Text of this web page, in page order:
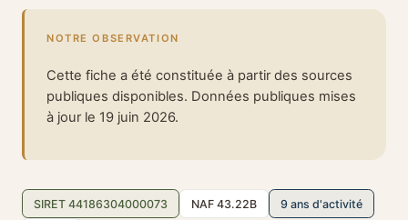
NOTRE OBSERVATION
Cette fiche a été constituée à partir des sources
publiques disponibles. Données publiques mises
à jour le 19 juin 2026.
SIRET 44186304000073 NAF 43.22B 9 ans d'activité